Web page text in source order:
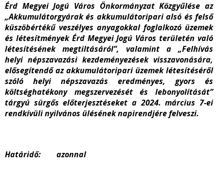
Érd Megyei Jogú Város Önkormányzat Közgyűlése az
„Akkumulátorgyárak és akkumulátoripari alsó és felső
küszöbértékű veszélyes anyagokkal foglalkozó üzemek
és létesítmények Érd Megyei Jogú Város területén való
létesítésének megtiltásáról”, valamint a „Felhívás
helyi népszavazási kezdeményezések visszavonására,
elősegítendő az akkumulátoripari üzemek létesítéséről
szóló helyi népszavazás eredményes, gyors és
költséghatékony megszervezését és lebonyolítását”
tárgyú sürgős előterjesztéseket a 2024. március 7-ei
rendkívüli nyilvános ülésének napirendjére felveszi.
Határidő: azonnal